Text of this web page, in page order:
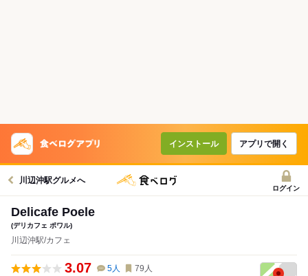
インストール アプリで開く
川辺沖駅グルメへ
ログイン
Delicafe Poele
(デリカフェ ポワル)
川辺沖駅/カフェ
3.07 5人 79 人